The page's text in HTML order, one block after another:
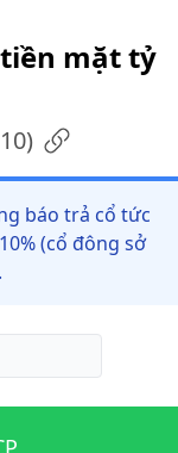
mặt tỷ
)
báo trả cổ tức
(cổ đông sở